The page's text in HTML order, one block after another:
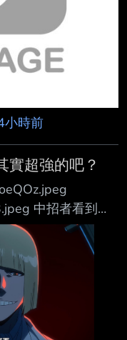
小時前
實超強的吧？
中招者看到的
除自己以外不分敵
與「同伴」的認
能力也的確最怕
這能力放在其他
-- 鏡花水月那是真